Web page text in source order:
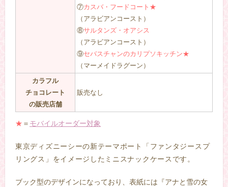
⑦カスバ・フードコート★
（アラビアンコースト）
⑧サルタンズ・オアシス
（アラビアンコースト）
⑨セバスチャンのカリプソキッチン★
（マーメイドラグーン）
カラフル
チョコレート
の販売店舗
販売なし
★ ＝ モバイルオーダー対象
東京ディズニーシーの新テーマポート「ファンタジースプ
リングス」をイメージしたミニスナックケースです。
ブック型のデザインになっており、表紙には『アナと雪の女